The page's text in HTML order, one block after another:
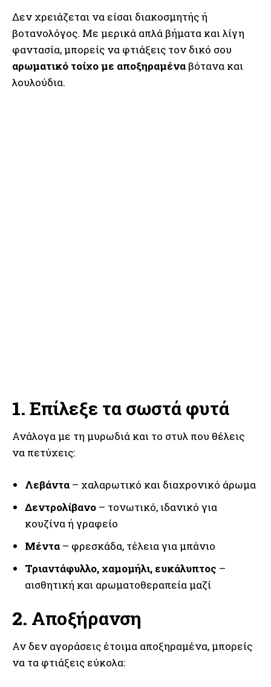
Δεν χρειάζεται να είσαι διακοσμητής ή
βοτανολόγος. Με μερικά απλά βήματα και λίγη
φαντασία, μπορείς να φτιάξεις τον δικό σου
αρωματικό τοίχο με αποξηραμένα βότανα και
λουλούδια.
1. Επίλεξε τα σωστά φυτά
Ανάλογα με τη μυρωδιά και το στυλ που θέλεις
να πετύχεις:
Λεβάντα – χαλαρωτικό και διαχρονικό άρωμα
Δεντρολίβανο – τονωτικό, ιδανικό για
κουζίνα ή γραφείο
Μέντα – φρεσκάδα, τέλεια για μπάνιο
Τριαντάφυλλο, χαμομήλι, ευκάλυπτος –
αισθητική και αρωματοθεραπεία μαζί
2. Αποξήρανση
Αν δεν αγοράσεις έτοιμα αποξηραμένα, μπορείς
να τα φτιάξεις εύκολα: